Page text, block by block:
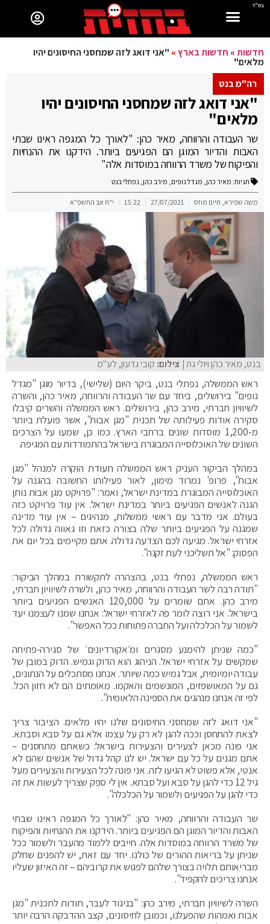
בס"ד
חדשות» חדשות בארץ» "אני דואג לזה שמחסני החיסונים יהיו
מלאים"
רה"מ בנט
"אני דואג לזה שמחסני החיסונים יהיו
מלאים"
שר העבודה והרווחה, מאיר כהן: "לאורך כל המגפה ראינו שבתי
האבות והדיור המוגן הם הפגיעים ביותר. הידקנו את ההנחיות
והפיקוח של משרד הרווחה במוסדות אלה"
תגיות: מאיר כהן, מגדל נופים, מירב כהן, נפתלי בנט
משה שפירא, חיים מוזס 27/07/2021
15:22 י"ח אב התשפ"א
בנט, מאיר כהן ויולי גת| צילום: קובי גדעון, לע"מ
ראש הממשלה, נפתלי בנט, ביקר היום (שלישי), בדיור מוגן "מגדל
נופים" בירושלים, ביחד עם שר העבודה והרווחה, מאיר כהן, והשרה
לשיוויון חברתי, מירב כהן, בירושלים. ראש הממשלה והשרים קיבלו
סקירה אודות פעילותה של תכנית "מגן אבות", אשר פועלת ביותר
מ-1,200 מוסדות שונים ברחבי הארץ. כמו כן, שמעו על הצרכים
השונים של האוכלוסייה המבוגרת בישראל בהתמודדות עם המגיפה.
במהלך הביקור העניק ראש הממשלה תעודת הוקרה למנהל "מגן
אבות", פרופ' נמרוד מימון, לאור פעילותו החשובה בהגנה על
האוכלוסייה המבוגרת במדינת ישראל, ואמר: "פרויקט מגן אבות נותן
הגנה לאנשים הפגיעים ביותר במדינת ישראל. אין עוד פרויקט כזה
בעולם. אני מדבר עם ראשי ממשלות, מנהיגים – אין עוד מדינה
שמגנה על הפגיעים ביותר שלה בצורה כזאת וזו גאווה גדולה לכל
אזרחי ישראל. מגיעה לכם הצדעה גדולה. אתם מקיימים בכל יום את
הפסוק: "אל תשליכני לעת זקנה".
ראש הממשלה, נפתלי בנט, בהצהרה לתקשורת במהלך הביקור:
"תודה רבה לשר העבודה והרווחה, מאיר כהן, ולשרה לשיוויון חברתי,
מירב כהן. אתם שומרים על 120,000 האנשים הפגיעים ביותר
בישראל. אני רוצה לומר פה לאזרחי ישראל: אנחנו שמנו לעצמנו יעד
לשמור על הכלכלה ועל החברה פתוחות ככל האפשר".
"כמה שניתן להימנע מסגרים ומ׳אקורדיונים׳ של סגירה-פתיחה
שמקשים על אזרחי ישראל. הניהוג הוא הדוק וגמיש. הדוק במובן של
עבודה יומיומית, אבל גמיש כמה שיותר. אנחנו מסתכלים על הנתונים,
גם על המאושפזים, המונשמים והאקמו. מאומתים הם לא חזון הכל.
לפי זה אנחנו מנהגים את הספינה הלאומית".
"אני דואג לזה שמחסני החיסונים שלנו יהיו מלאים. הציבור צריך
לצאת להתחסן וככה להגן לא רק על עצמו אלא גם על סבא וסבתא.
אני פונה מכאן לצעירים והצעירות בישראל: כשאתם מתחסנים –
אתם מגנים על כל עם ישראל. יש לנו קהל גדול של אנשים שהם לא
אנטי, אלא פשוט לא הגיעו לזה. אני פונה לכל הצעירות והצעירים מעל
גיל 12 כדי להגן על סבא ועל סבתא. אין לי ספק שצריך לעשות את זה
כדי להגן על הפגיעים ולשמור על הכלכלה".
שר העבודה והרווחה, מאיר כהן: "לאורך כל המגפה ראינו שבתי
האבות והדיור המוגן הם הפגיעים ביותר. הידקנו את ההנחיות והפיקוח
של משרד הרווחה במוסדות אלה. חייבים ללמוד מהעבר ולשמור ככל
שניתן על בריאות ההורים של כולנו. יחד עם זאת, יש להפנים שחלק
מבריאותם תלויה בצורך שלהם לפגוש את קרוביהם – זה האיזון שעליו
אנחנו צריכים להקפיד".
השרה לשיוויון חברתי, מירב כהן: "בניגוד לעבר, תודות לתכנית "מגן
אבות ואמהות שהפעלנו, וכמובן לחיסונים, קצב ההדבקה הרבה יותר